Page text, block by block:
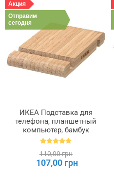
Акция
Отправим
сегодня
ИКЕА Подставка для
телефона, планшетный
компьютер, бамбук
BERGENES БЕРГЕНЕС,
110,00 грн
107,00 грн